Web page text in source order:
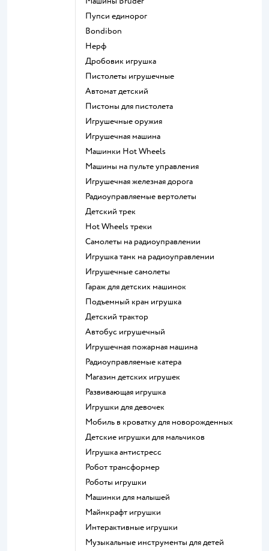
Пупси единорог
Bondibon
Нерф
Дробовик игрушка
Пистолеты игрушечные
Автомат детский
Пистоны для пистолета
Игрушечные оружия
Игрушечная машина
Машинки Hot Wheels
Машины на пульте управления
Игрушечная железная дорога
Радиоуправляемые вертолеты
Детский трек
Hot Wheels треки
Самолеты на радиоуправлении
Игрушка танк на радиоуправлении
Игрушечные самолеты
Гараж для детских машинок
Подъемный кран игрушка
Детский трактор
Автобус игрушечный
Игрушечная пожарная машина
Радиоуправляемые катера
Магазин детских игрушек
Развивающая игрушка
Игрушки для девочек
Мобиль в кроватку для новорожденных
Детские игрушки для мальчиков
Игрушка антистресс
Робот трансформер
Роботы игрушки
Машинки для малышей
Майнкрафт игрушки
Интерактивные игрушки
Музыкальные инструменты для детей